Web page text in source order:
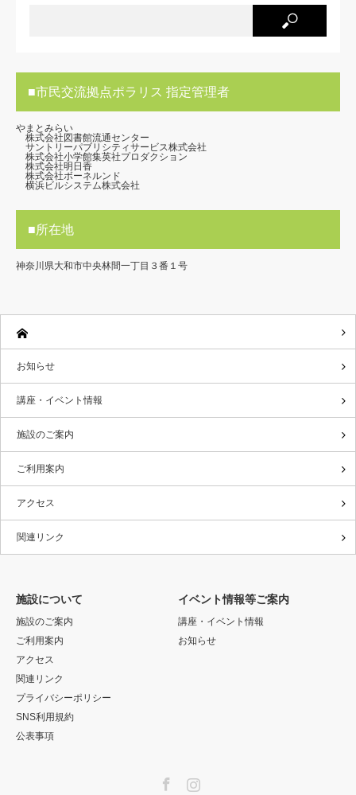
■市民交流拠点ポラリス 指定管理者
やまとみらい
株式会社図書館流通センター
サントリーパブリシティサービス株式会社
株式会社小学館集英社プロダクション
株式会社明日香
株式会社ボーネルンド
横浜ビルシステム株式会社
■所在地
神奈川県大和市中央林間一丁目３番１号
お知らせ
講座・イベント情報
施設のご案内
ご利用案内
アクセス
関連リンク
施設について
施設のご案内
ご利用案内
アクセス
関連リンク
プライバシーポリシー
SNS利用規約
公表事項
イベント情報等ご案内
講座・イベント情報
お知らせ